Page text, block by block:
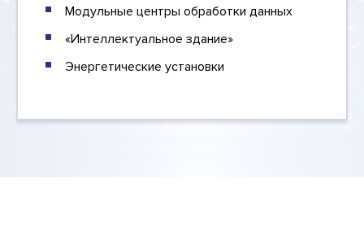
Модульные центры обработки данных
«Интеллектуальное здание»
Энергетические установки